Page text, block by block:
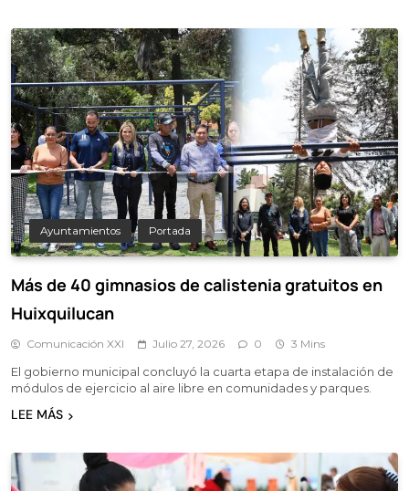
Ayuntamientos Portada
Más de 40 gimnasios de calistenia gratuitos en
Huixquilucan
Comunicación XXI Julio 27, 2026 0 3 Mins
El gobierno municipal concluyó la cuarta etapa de instalación de
módulos de ejercicio al aire libre en comunidades y parques.
LEE MÁS